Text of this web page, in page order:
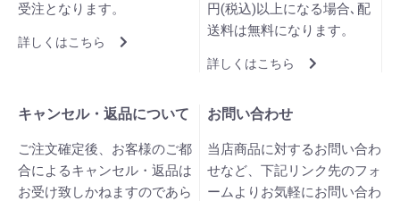
受注となります。
詳しくはこちら
円(税込)以上になる場合､配
送料は無料になります。
詳しくはこちら
キャンセル・返品について
ご注文確定後、お客様のご都
合によるキャンセル・返品は
お受け致しかねますのであら
お問い合わせ
当店商品に対するお問い合わ
せなど、下記リンク先のフォ
ームよりお気軽にお問い合わ